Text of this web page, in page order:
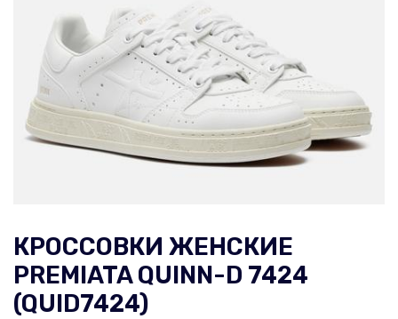
КРОССОВКИ ЖЕНСКИЕ
PREMIATA QUINN-D 7424
(QUID7424)